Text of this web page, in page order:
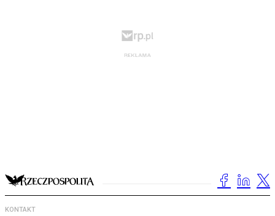
KONTAKT